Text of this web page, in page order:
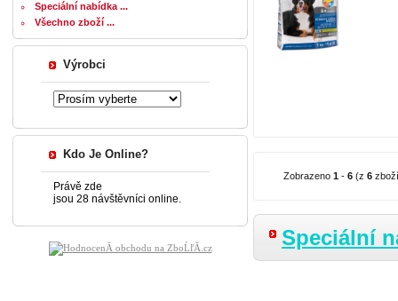
Speciální nabídka ...
Všechno zboží ...
Výrobci
Kdo Je Online?
Právě zde
jsou 28 návštěvníci online.
Zobrazeno 1 - 6 (z 6
Speciální